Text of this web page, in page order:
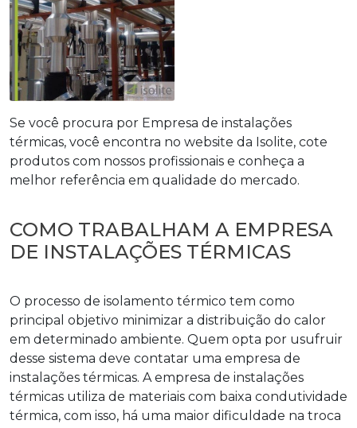
Se você procura por Empresa de instalações
térmicas, você encontra no website da Isolite, cote
produtos com nossos profissionais e conheça a
melhor referência em qualidade do mercado.
COMO TRABALHAM A EMPRESA
DE INSTALAÇÕES TÉRMICAS
O processo de isolamento térmico tem como
principal objetivo minimizar a distribuição do calor
em determinado ambiente. Quem opta por usufruir
desse sistema deve contatar uma empresa de
instalações térmicas. Aempresa de instalações
térmicas utiliza de materiais com baixa condutividade
térmica, com isso, há uma maior dificuldade na troca